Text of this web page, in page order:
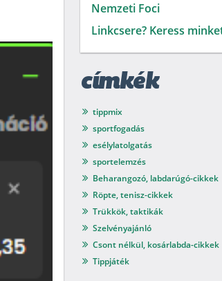
Nemzeti Foci
Linkcsere? Keress minket!
címkék
tippmix
sportfogadás
esélylatolgatás
sportelemzés
Beharangozó, labdarúgó-cikkek
Röpte, tenisz-cikkek
Trükkök, taktikák
Szelvényajánló
Csont nélkül, kosárlabda-cikkek
Tippjáték